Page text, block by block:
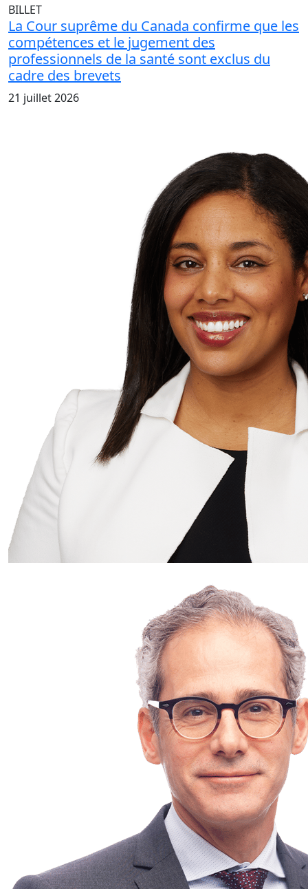
BILLET
La Cour suprême du Canada confirme que les
compétences et le jugement des
professionnels de la santé sont exclus du
cadre des brevets
21 juillet 2026